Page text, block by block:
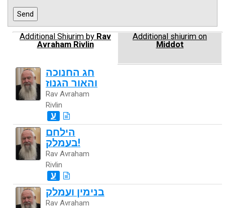
Additional Shiurim by Rav
Avraham Rivlin
Additional shiurim on
Middot
חג החנוכה
והאור הגנוז
Rav Avraham
Rivlin
ע
הילחם
בעמלק!
Rav Avraham
Rivlin
ע
בנימין ועמלק
Rav Avraham